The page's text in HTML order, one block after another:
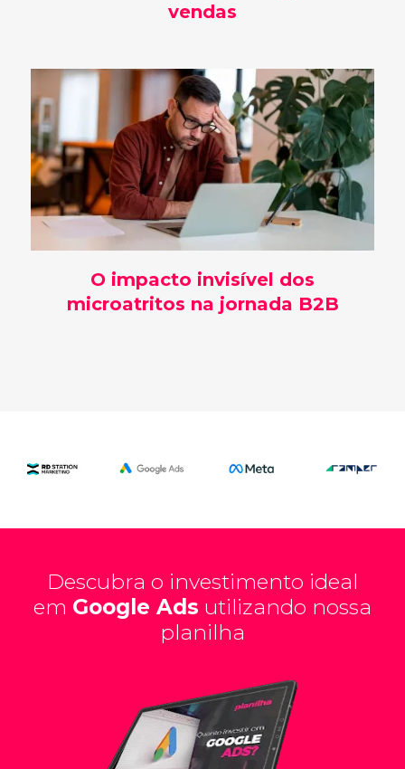
vendas
O impacto invisível dos
microatritos na jornada B2B
Descubra o investimento ideal
em Google Ads utilizando nossa
planilha